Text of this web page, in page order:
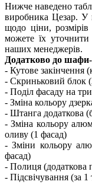
Нижче наведено
виробника Цезар. У
щодо ціни,
можете їх
наших менеджерів.
Додатково до шафи-
- Кутове закінчення
- Скриньковий блок
- Поділ фасаду на
- Зміна кольору
- Штанга додаткова
- Зміна кольору
оливу (1 фасад)
- Зміни кольору
фасад)
- Полиця (додаткова
- Підсвічування (за 1